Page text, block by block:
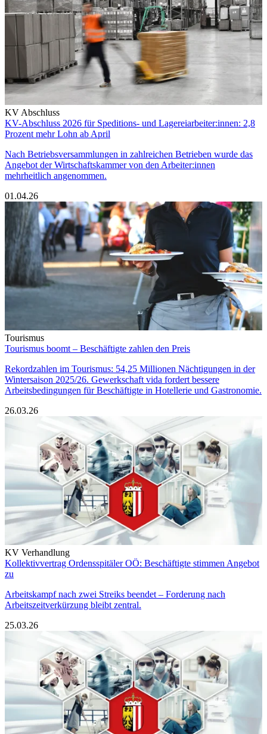
KV Abschluss
KV-Abschluss 2026 für Speditions- und Lagereiarbeiter:innen: 2,8
Prozent mehr Lohn ab April
Nach Betriebsversammlungen in zahlreichen Betrieben wurde das
Angebot der Wirtschaftskammer von den Arbeiter:innen
mehrheitlich angenommen.
01.04.26
Tourismus
Tourismus boomt – Beschäftigte zahlen den Preis
Rekordzahlen im Tourismus: 54,25 Millionen Nächtigungen in der
Wintersaison 2025/26. Gewerkschaft vida fordert bessere
Arbeitsbedingungen für Beschäftigte in Hotellerie und Gastronomie.
26.03.26
KV Verhandlung
Kollektivvertrag Ordensspitäler OÖ: Beschäftigte stimmen Angebot
zu
Arbeitskampf nach zwei Streiks beendet – Forderung nach
Arbeitszeitverkürzung bleibt zentral.
25.03.26